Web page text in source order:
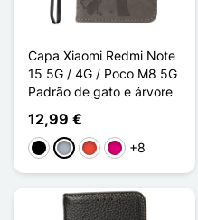
Capa Xiaomi Redmi Note
15 5G / 4G / Poco M8 5G
Padrão de gato e árvore
12,99 €
PretoCinzentoVermelho
Magenta
+8